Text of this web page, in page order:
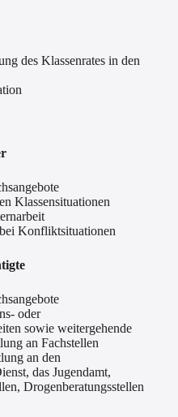
des Klassenrates in den
Klassensituationen
Konfliktsituationen
oder
sowie weitergehende
an Fachstellen
an den
das Jugendamt,
Drogenberatungsstellen